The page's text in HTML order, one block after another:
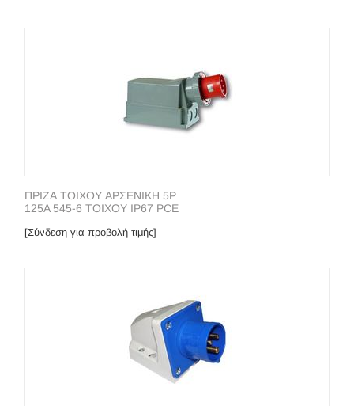
ΠΡΙΖΑ ΤΟΙΧΟΥ ΑΡΣΕΝΙΚΗ 5P
125A 545-6 ΤΟΙΧΟΥ IP67 PCE
[Σύνδεση για προβολή τιμής]